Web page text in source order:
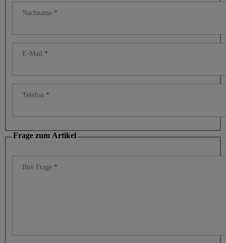
Nachname
E-Mail
Telefon
Frage zum Artikel
Ihre Frage